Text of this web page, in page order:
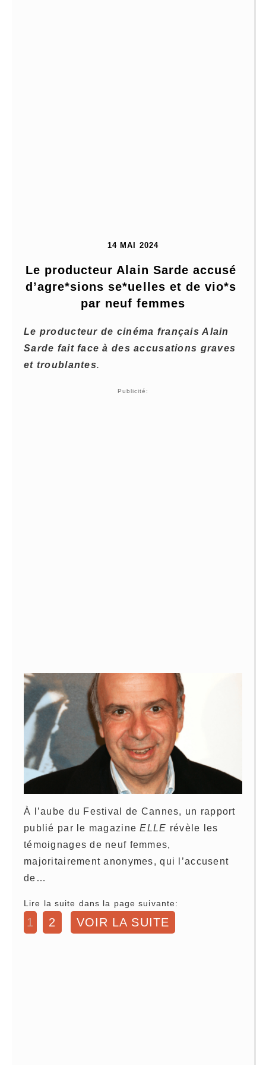
14 MAI 2024
Le producteur Alain Sarde accusé
d’agre*sions se*uelles et de vio*s
par neuf femmes
Le producteur de cinéma français Alain
Sarde fait face à des accusations graves
et troublantes.
Publicité:
À l’aube du Festival de Cannes, un rapport
publié par le magazineELLE révèle les
témoignages de neuf femmes,
majoritairement anonymes, qui l’accusent
de…
Lire la suite dans la page suivante:
1 2 VOIR LA SUITE